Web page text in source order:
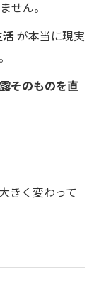
せん。
が本当に現実
そのものを直
きく変わって